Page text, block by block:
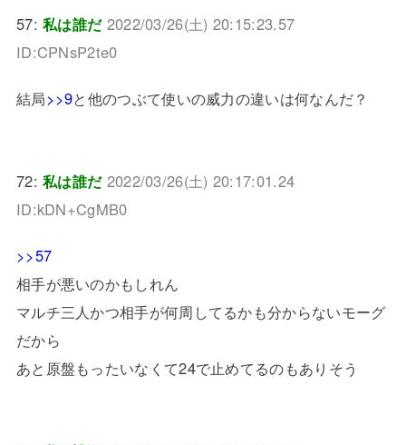
57:私は誰だ 2022/03/26(土) 20:15:23.57
ID:CPNsP2te0
結局>>9と他のつぶて使いの威力の違いは何なんだ？
72:私は誰だ 2022/03/26(土) 20:17:01.24
ID:kDN+CgMB0
>>57
相手が悪いのかもしれん
マルチ三人かつ相手が何周してるかも分からないモーグ
だから
あと原盤もったいなくて24で止めてるのもありそう